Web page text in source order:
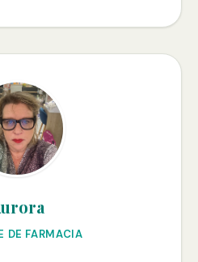
DE FARMACIA